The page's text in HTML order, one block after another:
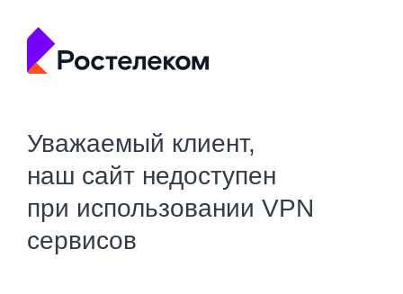
Уважаемый клиент,
наш сайт недоступен
при использовании VPN
сервисов